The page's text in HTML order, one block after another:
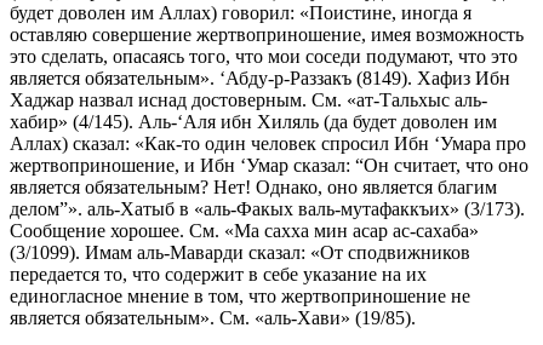
будет доволен им Аллах) говорил: «Поистине, иногда я
оставляю совершение жертвоприношение, имея возможность
это сделать, опасаясь того, что мои соседи подумают, что это
является обязательным». ‘Абду-р-Раззакъ (8149). Хафиз Ибн
Хаджар назвал иснад достоверным. См. «ат-Тальхыс аль-
хабир» (4/145). Аль-‘Аля ибн Хиляль (да будет доволен им
Аллах) сказал: «Как-то один человек спросил Ибн ‘Умара про
жертвоприношение, и Ибн ‘Умар сказал: “Он считает, что оно
является обязательным? Нет! Однако, оно является благим
делом”». аль-Хатыб в «аль-Факых валь-мутафаккъих» (3/173).
Сообщение хорошее. См. «Ма сахха мин асар ас-сахаба»
(3/1099). Имам аль-Маварди сказал: «От сподвижников
передается то, что содержит в себе указание на их
единогласное мнение в том, что жертвоприношение не
является обязательным». См. «аль-Хави» (19/85).